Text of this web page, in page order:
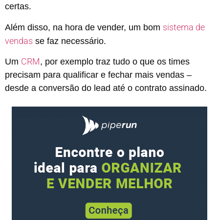
certas.
Além disso, na hora de vender, um bom sistema de
vendas se faz necessário.
Um CRM, por exemplo traz tudo o que os times
precisam para qualificar e fechar mais vendas –
desde a conversão do lead até o contrato assinado.